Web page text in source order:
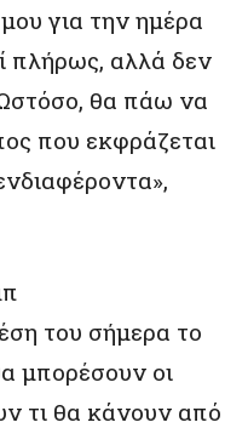
για την ημέρα
πλήρως, αλλά δεν
θα πάω να
που εκφράζεται
του σήμερα το
μπορέσουν οι
τι θα κάνουν από